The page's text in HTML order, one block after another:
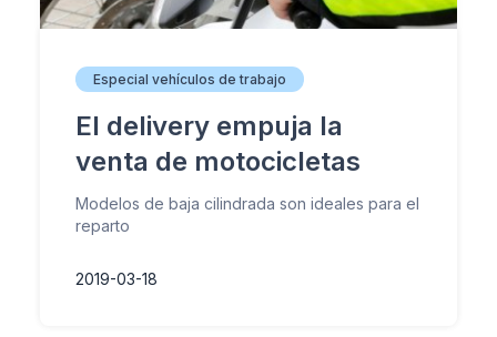
Especial vehículos de trabajo
El delivery empuja la
venta de motocicletas
Modelos de baja cilindrada son ideales para el
reparto
2019-03-18